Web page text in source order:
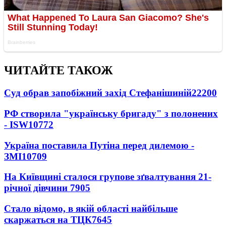
ЧИТАЙТЕ ТАКОЖ
Суд обрав запобіжний захід Стефанішиній22200
РФ створила "українську бригаду" з полонених
- ISW10772
Україна поставила Путіна перед дилемою -
ЗМІ10709
На Київщині сталося групове зґвалтування 21-
річної дівчини 7905
Стало відомо, в якій області найбільше
скаржаться на ТЦК7645